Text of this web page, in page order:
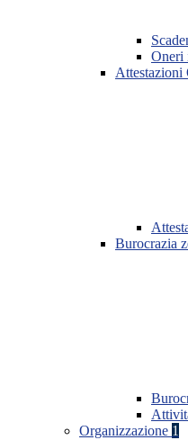
Oneri
Attestazioni
Burocrazia
Organizzazione 1